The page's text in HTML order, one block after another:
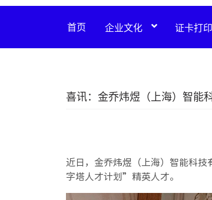
首页 企业文化 证卡打
喜讯：金乔炜煜（上海）智能
近日，金乔炜煜（上海）智能科
字塔人才计划”精英人才。